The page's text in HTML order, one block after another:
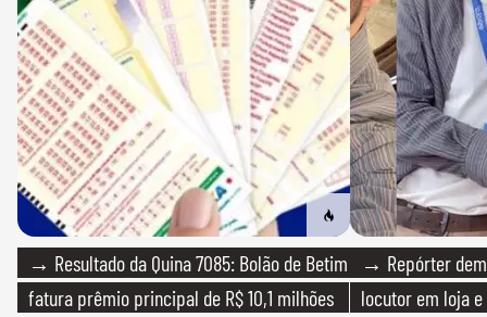
→ Resultado da Quina 7085: Bolão de Betim
fatura prêmio principal de R$ 10,1 milhões
→ Repórter
locutor em loja